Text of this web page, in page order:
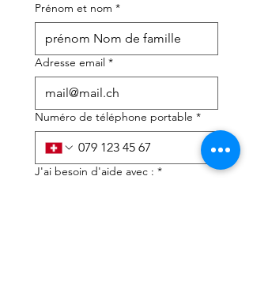
Prénom et nom *
Adresse email *
Numéro de téléphone portable *
J'ai besoin d'aide avec : *